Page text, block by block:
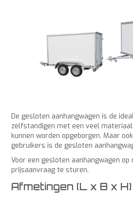
De gesloten aanhangwagen is de
zelfstandigen met een veel
kunnen worden opgeborgen. Maar
gebruikers is de gesloten
Voor een gesloten aanhangwagen
prijsaanvraag te sturen.
Afmetingen (L x B x H)